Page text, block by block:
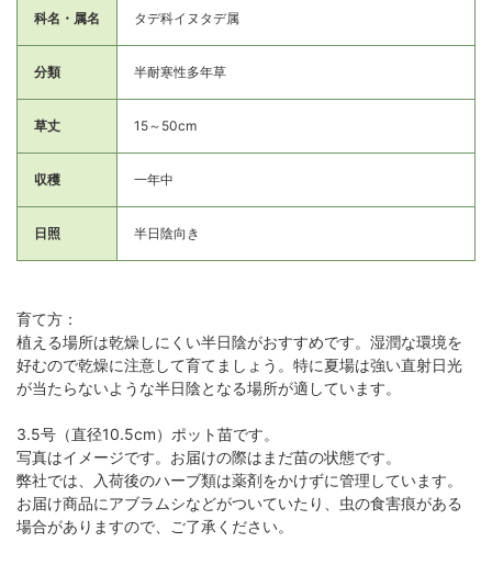
科名・属名 タデ科イヌタデ属
分類 半耐寒性多年草
草丈 15～50cm
収穫 一年中
日照 半日陰向き
育て方：
植える場所は乾燥しにくい半日陰がおすすめです。湿潤な環境を
好むので乾燥に注意して育てましょう。特に夏場は強い直射日光
が当たらないような半日陰となる場所が適しています。
3.5号（直径10.5cm）ポット苗です。
写真はイメージです。お届けの際はまだ苗の状態です。
弊社では、入荷後のハーブ類は薬剤をかけずに管理しています。
お届け商品にアブラムシなどがついていたり、虫の食害痕がある
場合がありますので、ご了承ください。